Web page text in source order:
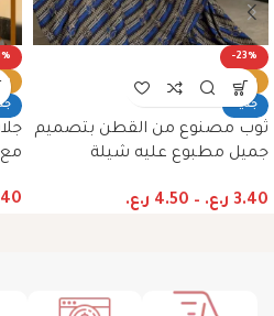
-23%
ساخن
جديد
ثوب مصنوع من القطن بتصميم
جميل مطبوع عليه شيلة
والجلابية
3.40 ر.ع. –
4.50 ر.ع.